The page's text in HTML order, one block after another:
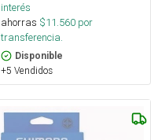
interés
ahorras $11.560 por
transferencia.
Disponible
+5 Vendidos